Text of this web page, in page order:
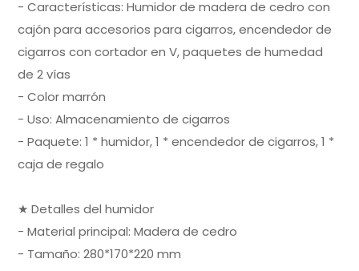
- Características: Humidor de madera de cedro con
cajón para accesorios para cigarros, encendedor de
cigarros con cortador en V, paquetes de humedad
de 2 vías
- Color marrón
- Uso: Almacenamiento de cigarros
- Paquete: 1 * humidor, 1 * encendedor de cigarros, 1 *
caja de regalo
★ Detalles del humidor
- Material principal: Madera de cedro
- Tamaño: 280*170*220 mm